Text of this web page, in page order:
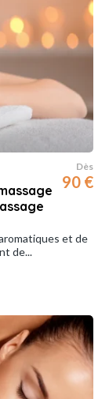
Dès
90 €
et de
de...